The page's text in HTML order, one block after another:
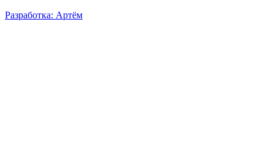
Разработка: Артём